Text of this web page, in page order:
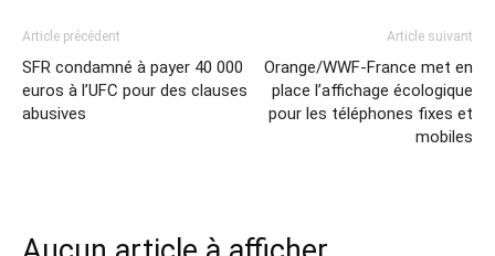
Article précédent
SFR condamné à payer 40 000
euros à l’UFC pour des clauses
abusives
Article suivant
Orange/WWF-France met en
place l’affichage écologique
pour les téléphones fixes et
mobiles